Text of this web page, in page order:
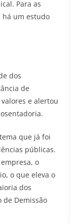
Para as
um estudo
dos
de
e alertou
que já foi
públicas.
o
o que eleva o
dos
de Demissão